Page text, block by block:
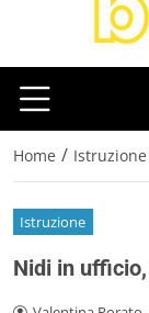
Home / Istruzione
Istruzione
Nidi in